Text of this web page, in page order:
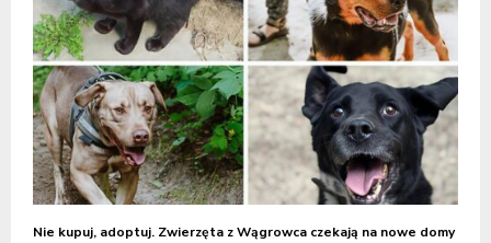
Nie kupuj, adoptuj. Zwierzęta z Wągrowca czekają na nowe domy